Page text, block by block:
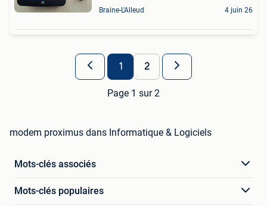
Braine-L'Alleud 4 juin 26
1 2
Page 1 sur 2
modem proximus dans Informatique & Logiciels
Mots-clés associés
Mots-clés populaires